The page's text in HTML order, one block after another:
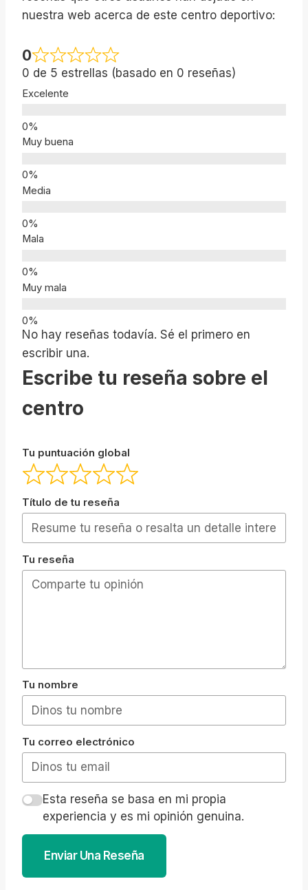
nuestra web acerca de este centro deportivo:
0
0 de 5 estrellas (basado en 0 reseñas)
Excelente
Muy buena
Media
Mala
Muy mala
No hay reseñas todavía. Sé el primero en
escribir una.
Escribe tu reseña sobre el
centro
Tu puntuación global
Título de tu reseña
Tu reseña
Tu nombre
Tu correo electrónico
Esta reseña se basa en mi propia
experiencia y es mi opinión genuina.
Enviar Una Reseña